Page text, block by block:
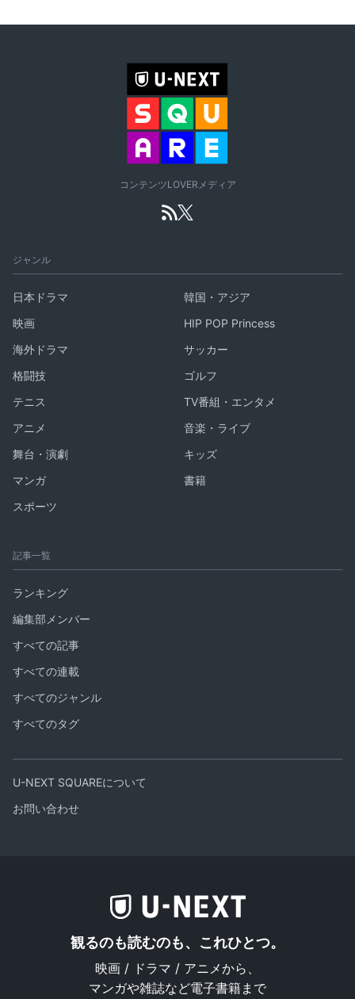
コンテンツLOVERメディア
ジャンル
日本ドラマ
韓国・アジア
映画
HIP POP Princess
海外ドラマ
サッカー
格闘技
ゴルフ
テニス
TV番組・エンタメ
アニメ
音楽・ライブ
舞台・演劇
キッズ
マンガ
書籍
スポーツ
記事一覧
ランキング
編集部メンバー
すべての記事
すべての連載
すべてのジャンル
すべてのタグ
U-NEXT SQUAREについて
お問い合わせ
観るのも読むのも、これひとつ。
映画 / ドラマ / アニメから、
マンガや雑誌など電子書籍まで